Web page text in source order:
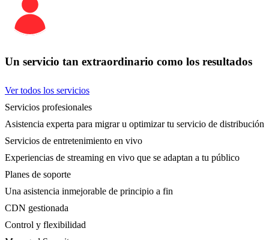
Un servicio tan extraordinario como los resultados
Ver todos los servicios
Servicios profesionales
Asistencia experta para migrar u optimizar tu servicio de distribución
Servicios de entretenimiento en vivo
Experiencias de streaming en vivo que se adaptan a tu público
Planes de soporte
Una asistencia inmejorable de principio a fin
CDN gestionada
Control y flexibilidad